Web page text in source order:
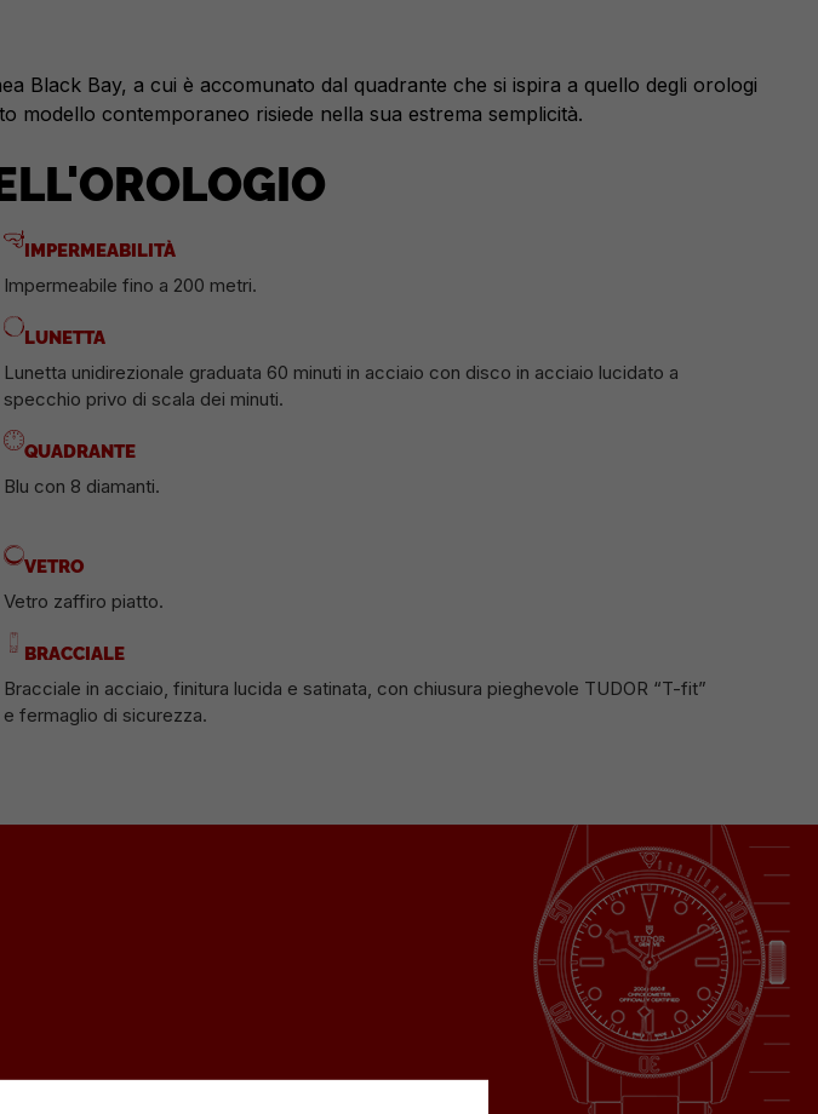
Black Bay, a cui è accomunato dal quadrante che si ispira a quello degli orologi
modello contemporaneo risiede nella sua estrema semplicità.
IMPERMEABILITÀ
Impermeabile fino a 200 metri.
LUNETTA
Lunetta unidirezionale graduata 60 minuti in acciaio con disco in acciaio lucidato a
specchio privo di scala dei minuti.
QUADRANTE
Blu con 8 diamanti.
VETRO
Vetro zaffiro piatto.
BRACCIALE
Bracciale in acciaio, finitura lucida e satinata, con chiusura pieghevole TUDOR “T-fit”
e fermaglio di sicurezza.